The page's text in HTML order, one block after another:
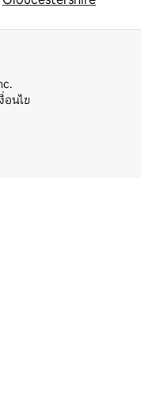
อนไข